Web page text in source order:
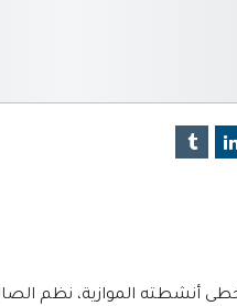
خطى أنشطته الموازية، نظم